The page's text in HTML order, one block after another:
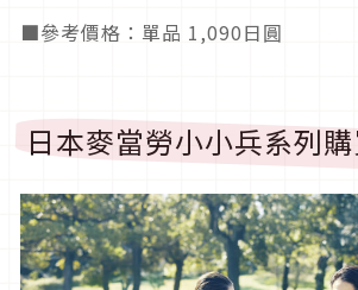
■參考價格：單品 1,090日圓
日本麥當勞小小兵系列